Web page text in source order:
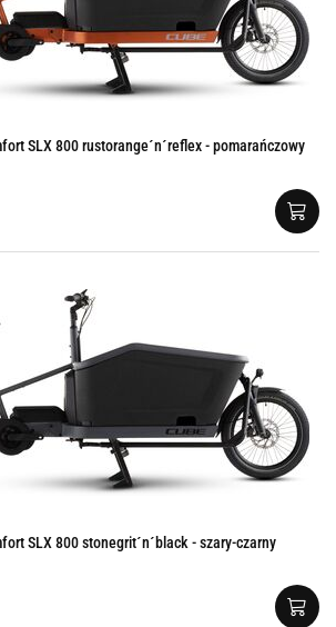
SLX 800 rustorange´n´reflex - pomarańczowy
SLX 800 stonegrit´n´black - szary-czarny